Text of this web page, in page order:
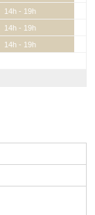
14h - 19h
14h - 19h
14h - 19h